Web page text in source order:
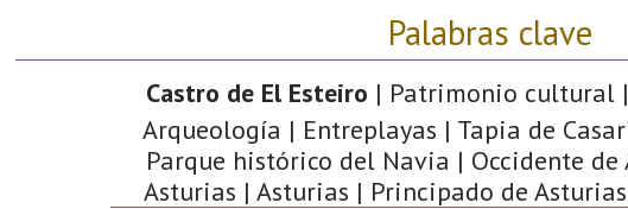
Palabras clave
Castro de El Esteiro | Patrimonio cultural
Arqueología | Entreplayas | Tapia de
Parque histórico del Navia | Occidente de
Asturias | Asturias | Principado de